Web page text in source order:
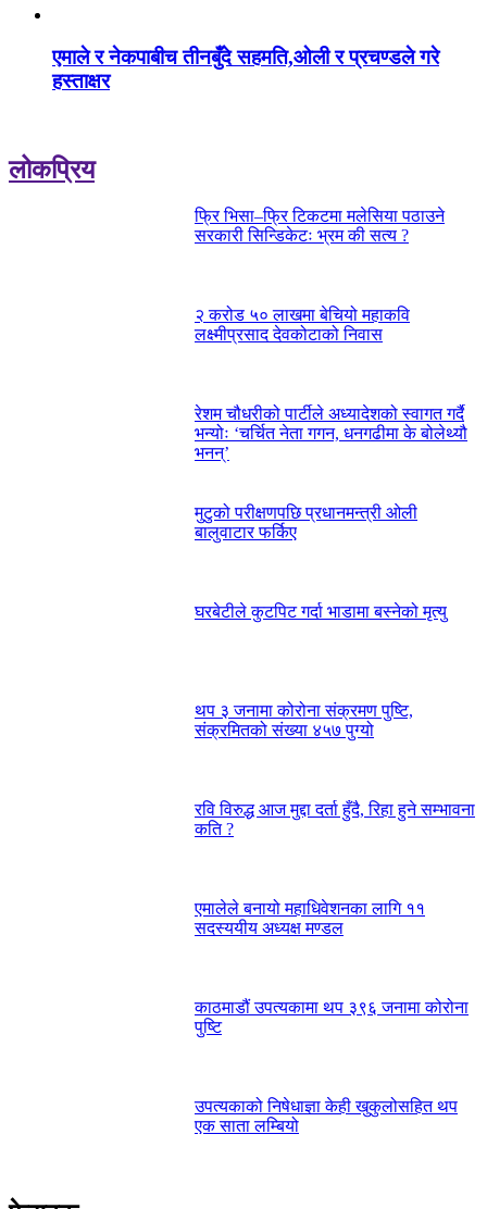
एमाले र नेकपाबीच तीनबुँदे सहमति,ओली र प्रचण्डले गरे
हस्ताक्षर
लोकप्रिय
फ्रि भिसा–फ्रि टिकटमा मलेसिया पठाउने
सरकारी सिन्डिकेटः भ्रम की सत्य ?
२ करोड ५० लाखमा बेचियो महाकवि
लक्ष्मीप्रसाद देवकोटाको निवास
रेशम चौधरीको पार्टीले अध्यादेशको स्वागत गर्दै
भन्योः ‘चर्चित नेता गगन, धनगढीमा के बोलेथ्यौ
भनन्’
मुटुको परीक्षणपछि प्रधानमन्त्री ओली
बालुवाटार फर्किए
घरबेटीले कुटपिट गर्दा भाडामा बस्नेको मृत्यु
थप ३ जनामा कोरोना संक्रमण पुष्टि,
संक्रमितको संख्या ४५७ पुग्यो
रवि विरुद्ध आज मुद्दा दर्ता हुँदै, रिहा हुने सम्भावना
कति ?
एमालेले बनायो महाधिवेशनका लागि ११
सदस्ययीय अध्यक्ष मण्डल
काठमाडौं उपत्यकामा थप ३९६ जनामा कोरोना
पुष्टि
उपत्यकाको निषेधाज्ञा केही खुकुलोसहित थप
एक साता लम्बियो